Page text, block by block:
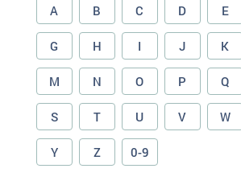
A B C D E
G H I J K
M N O P Q
S T U V W
Y Z 0-9